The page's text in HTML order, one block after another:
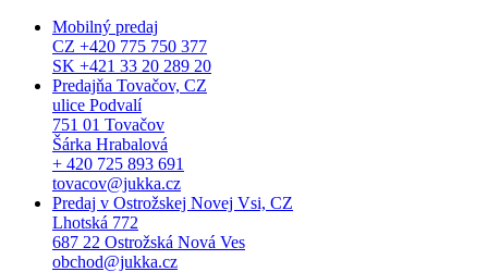
Mobilný predaj
CZ +420 775 750 377
SK +421 33 20 289 20
Predajňa Tovačov, CZ
ulice Podvalí
751 01 Tovačov
Šárka Hrabalová
+ 420 725 893 691
tovacov@jukka.cz
Predaj v Ostrožskej Novej Vsi, CZ
Lhotská 772
687 22 Ostrožská Nová Ves
obchod@jukka.cz